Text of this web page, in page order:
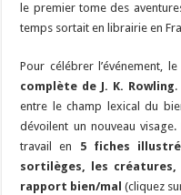
le premier tome des
temps sortait en librairie en
Pour célébrer l’événement,
complète de J. K. Rowling.
entre le champ lexical du
dévoilent un nouveau
travail en 5 fiches
sortilèges, les
rapport bien/mal (cliquez